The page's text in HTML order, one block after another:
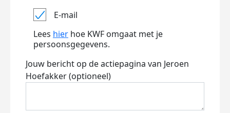
E-mail
Lees hier hoe KWF omgaat met je
persoonsgegevens.
Jouw bericht op de actiepagina van Jeroen
Hoefakker (optioneel)